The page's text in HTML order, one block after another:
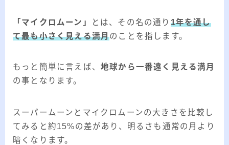
「マイクロムーン」 とは、その名の通り 1年を通し
て最も小さく見える満月のことを指します。
もっと簡単に言えば、 地球から一番遠く見える満月
の事となります。
スーパームーンとマイクロムーンの大きさを比較し
てみると約15%の差があり、明るさも通常の月より
暗くなります。